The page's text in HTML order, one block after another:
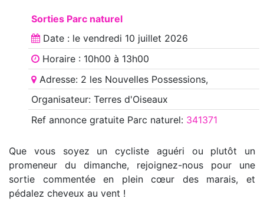
Sorties Parc naturel
Date : le vendredi 10 juillet 2026
Horaire : 10h00 à 13h00
Adresse: 2 les Nouvelles Possessions,
Organisateur: Terres d'Oiseaux
Ref annoncegratuite Parc naturel: 341371
Que vous soyez un cycliste aguéri ou plutôt un
promeneur du dimanche, rejoignez-nous pour une
sortie commentée en plein cœur des marais, et
pédalez cheveux au vent !